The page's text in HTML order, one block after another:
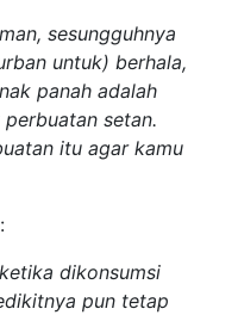
sesungguhnya
untuk) berhala,
panah adalah
setan.
itu agar kamu
dikonsumsi
pun tetap